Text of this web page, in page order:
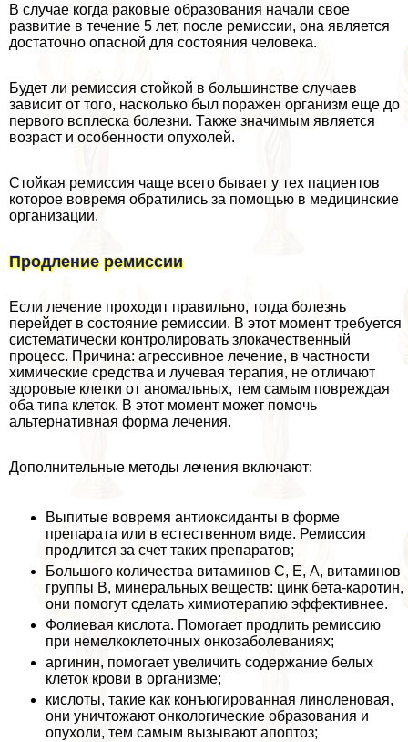
В случае когда paковые образования начали свое
развитие в течение 5 лет, после ремиссии, она является
достаточно опасной для состояния человека.
Будет ли ремиссия стойкой в большинстве случаев
зависит от того, насколько был поражен организм еще до
первого всплеска болезни. Также значимым является
возраст и особенности опухолей.
Стойкая ремиссия чаще всего бывает у тех пациентов
которое вовремя обратились за помощью в медицинские
организации.
Продление ремиссии
Если лечение проходит правильно, тогда болезнь
перейдет в состояние ремиссии. В этот момент требуется
систематически контролировать злокачественный
процесс. Причина: агрессивное лечение, в частности
химические средства и лучевая терапия, не отличают
здоровые клетки от аномальных, тем самым повреждая
оба типа клеток. В этот момент может помочь
альтернативная форма лечения.
Дополнительные методы лечения включают:
Выпитые вовремя антиоксиданты в форме
препарата или в естественном виде. Ремиссия
продлится за счет таких препаратов;
Большого количества витаминов С, Е, А, витаминов
группы В, минеральных веществ: цинк бета-каротин,
они помогут сделать химиотерапию эффективнее.
Фолиевая кислота. Помогает продлить ремиссию
при немелкоклеточных онкозаболеваниях;
аргинин, помогает увеличить содержание белых
клеток крови в организме;
кислоты, такие как конъюгированная линоленовая,
они уничтожают oнкoлoгические образования и
опухоли, тем самым вызывают апоптоз;